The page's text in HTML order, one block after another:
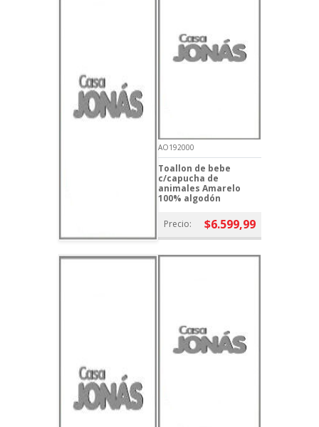
AO192000
Toallon de bebe
c/capucha de
animales Amarelo
100% algodón
Precio: $6.599,99